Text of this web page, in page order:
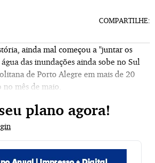
COMPARTILHE:
ainda mal começou a "juntar os
das inundações ainda sobe no Sul
de Porto Alegre em mais de 20
mês de maio.
plano agora!